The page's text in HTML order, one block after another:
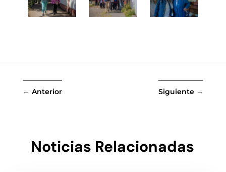
← Anterior Siguiente →
Noticias Relacionadas